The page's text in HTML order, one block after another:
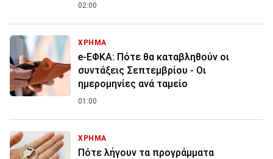
02:00
ΧΡΗΜΑ
e-ΕΦΚΑ: Πότε θα καταβληθούν οι
συντάξεις Σεπτεμβρίου - Οι
ημερομηνίες ανά ταμείο
01:00
ΧΡΗΜΑ
Πότε λήγουν τα προγράμματα